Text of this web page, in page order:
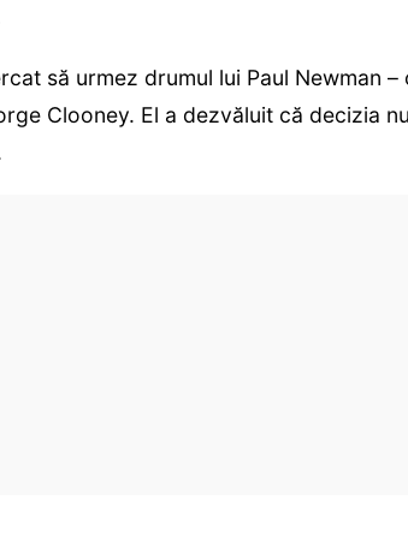
să urmez drumul lui Paul Newman
Clooney. El a dezvăluit că decizia